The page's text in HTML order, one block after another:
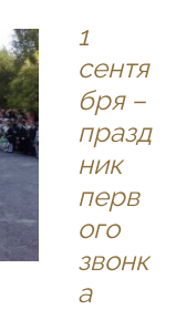
1
сентя
бря –
празд
ник
перв
ого
звонк
а